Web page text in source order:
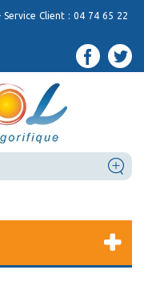
Service Client : 04 74 65 22